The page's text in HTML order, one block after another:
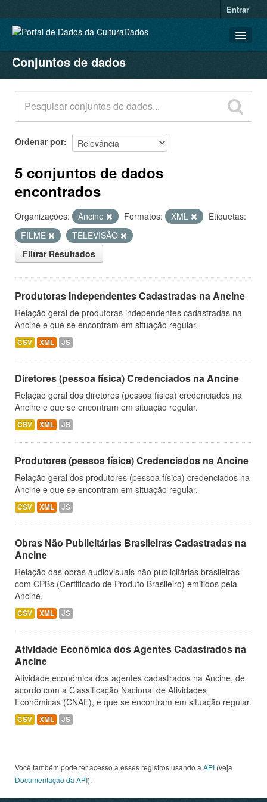
Entrar
CONJUNTOS DE DADOS
ORGANIZAÇÕES
GRUPOS
SOBRE
Conjuntos de dados
Ordenar por
5 conjuntos de dados
encontrados
Organizações: Ancine Formatos: XML
Etiquetas:
FILME
TELEVISÃO
Filtrar Resultados
Produtoras Independentes Cadastradas na Ancine
Relação geral de produtoras independentes cadastradas na
Ancine e que se encontram em situação regular.
CSV XML JS
Diretores (pessoa física) Credenciados na Ancine
Relação geral dos diretores (pessoa física) credenciados na
Ancine e que se encontram em situação regular.
CSV XML JS
Produtores (pessoa física) Credenciados na Ancine
Relação geral dos produtores (pessoa física) credenciados na
Ancine e que se encontram em situação regular.
CSV XML JS
Obras Não Publicitárias Brasileiras Cadastradas na
Ancine
Relação das obras audiovisuais não publicitárias brasileiras
com CPBs (Certificado de Produto Brasileiro) emitidos pela
Ancine.
CSV XML JS
Atividade Econômica dos Agentes Cadastrados na
Ancine
Atividade econômica dos agentes cadastrados na Ancine, de
acordo com a Classificação Nacional de Atividades
Econômicas (CNAE), e que se encontram em situação regular.
CSV XML JS
Você também pode ter acesso a esses registros usando a API (veja
Documentação da API).